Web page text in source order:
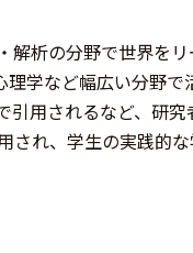
解析の分野で世界を
学など幅広い分野で
用されるなど、研
れ、学生の実践的